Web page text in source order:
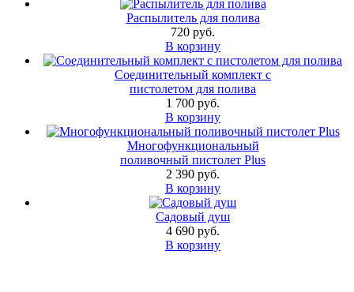
Распылитель для полива
720 руб.
В корзину
Соединительный комплект с
пистолетом для полива
1 700 руб.
В корзину
Многофункциональный
поливочный пистолет Plus
2 390 руб.
В корзину
Садовый душ
4 690 руб.
В корзину